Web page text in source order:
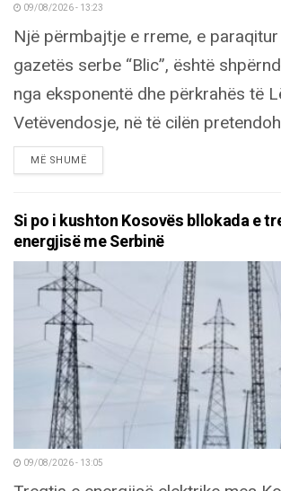
09/08/2026 - 13:23
Një përmbajtje e rreme, e
gazetës serbe “Blic”, është
nga eksponentë dhe përkrahës të
Vetëvendosje, në të cilën
MË SHUMËDETAILS
Si po i kushton Kosovës bllokada e
energjisë me Serbinë
09/08/2026 - 13:05